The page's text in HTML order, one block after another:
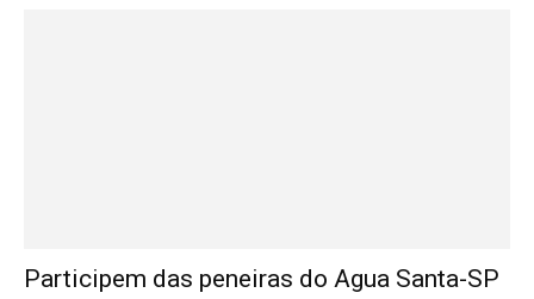
Participem das peneiras do Agua Santa-SP